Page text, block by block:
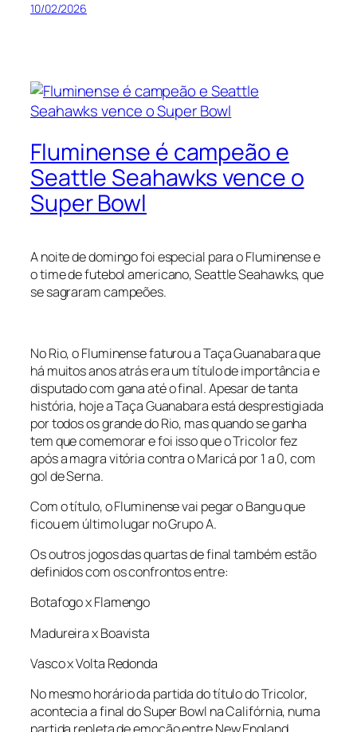
10/02/2026
Fluminense é campeão e
Seattle Seahawks vence o
Super Bowl
A noite de domingo foi especial para o Fluminense e
o time de futebol americano, Seattle Seahawks, que
se sagraram campeões.
No Rio, o Fluminense faturou a Taça Guanabara que
há muitos anos atrás era um título de importância e
disputado com gana até o final. Apesar de tanta
história, hoje a Taça Guanabara está desprestigiada
por todos os grande do Rio, mas quando se ganha
tem que comemorar e foi isso que o Tricolor fez
após a magra vitória contra o Maricá por 1 a 0, com
gol de Serna.
Com o título, o Fluminense vai pegar o Bangu que
ficou em último lugar no Grupo A.
Os outros jogos das quartas de final também estão
definidos com os confrontos entre:
Botafogo x Flamengo
Madureira x Boavista
Vasco x Volta Redonda
No mesmo horário da partida do título do Tricolor,
acontecia a final do Super Bowl na Califórnia, numa